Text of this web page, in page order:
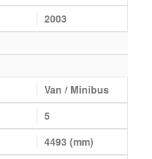
2003
Van / Minibus
5
4493 (mm)